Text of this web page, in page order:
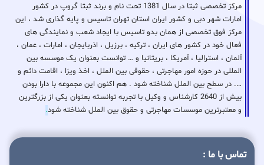
مرکز تخصصی ثبتا در سال 1381 تحت نام و برند ثبتا گروپ در کشور
امارات شهر دبی و کشور ایران استان تهران تاسیس و پایه گذاری شد ، این
مرکز فوق تخصصی از همان بدو تاسیس با ایجاد شعب و نمایندگی های
فعال خود در کشور های ایران ، ترکیه ، برزیل ، اذربایجان ، امارات ، عمان ،
آلمان ، استرالیا ، آمریکا ، بریتانیا و … توانست بعنوان یک موسسه بین
المللی در حوزه امور مهاجرتی ، حقوقی بین الملل ، اخذ ویزا ، اقامت دائم و
…. در سطح بین الملل شناخته شود . هم اکنون این مجموعه با دارا بودن
بیش از 2640 کارشناس و وکیل با تجربه توانسته بعنوان یکی از بزرگترین
و معتبرترین موسسات مهاجرتی و حقوق بین الملل شناخته شود.
تماس با ما :